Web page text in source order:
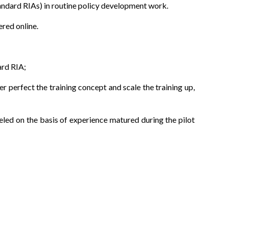
RIAs) in routine policy development work.
online.
RIA;
perfect the training concept and scale the training up,
on the basis of experience matured during the pilot